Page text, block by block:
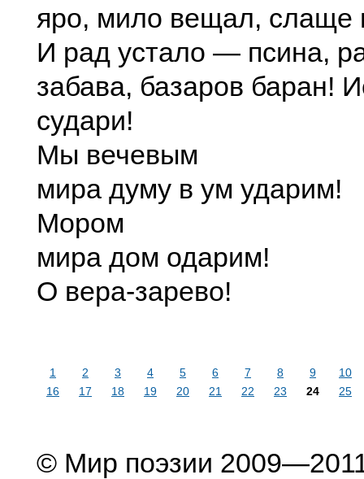
яро, мило вещал, слаще
И рад устало — псина,
забава, базаров баран!
судари!
Мы вечевым
мира думу в ум ударим!
Мором
мира дом одарим!
О вера-зарево!
1 2 3 4 5 6 7 8 9
10
16
17 18 19 20 21 22 23 24 25
© Мир поэзии